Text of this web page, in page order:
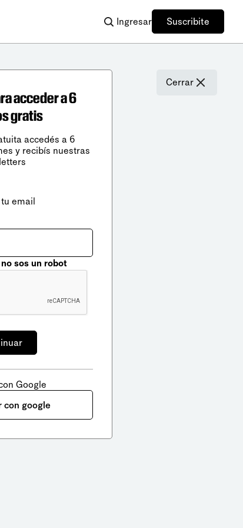
Ingresar Suscribite
Cerrar
acceder a 6
gratis
accedés a 6
y recibís nuestras
email
sos un robot
Google
con google